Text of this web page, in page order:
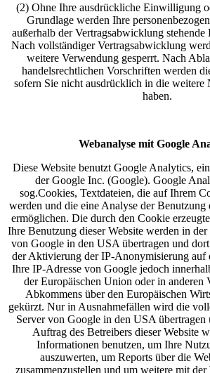
(2) Ohne Ihre ausdrückliche Einwilligung
Grundlage werden Ihre
außerhalb der Vertragsabwicklung stehende
Nach vollständiger Vertragsabwicklung
weitere Verwendung gesperrt. Nach
handelsrechtlichen Vorschriften werden
sofern Sie nicht ausdrücklich in die
haben.
Webanalyse mit Google
Diese Website benutzt Google Analytics,
der Google Inc. (Google). Google
sog.Cookies, Textdateien, die auf Ihrem
werden und die eine Analyse der Benutzung
ermöglichen. Die durch den Cookie
Ihre Benutzung dieser Website werden in
von Google in den USA übertragen und
der Aktivierung der IP-Anonymisierung auf
Ihre IP-Adresse von Google jedoch
der Europäischen Union oder in anderen
Abkommens über den Europäischen
gekürzt. Nur in Ausnahmefällen wird die
Server von Google in den USA
Auftrag des Betreibers dieser Website
Informationen benutzen, um Ihre
auszuwerten, um Reports über die
zusammenzustellen und um weitere mit